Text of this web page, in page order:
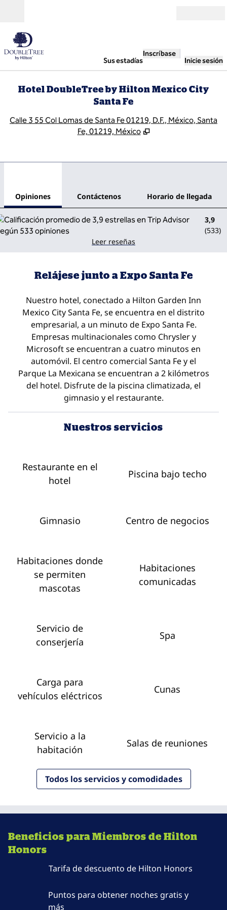
Sus estadías
Inscríbase
Inicie sesión
Hotel DoubleTree by Hilton Mexico City
Santa Fe
Calle 3 55 Col Lomas de Santa Fe 01219, D.F., México, Santa
Fe, 01219, México
Opiniones Contáctenos Horario de llegada
3,9
(533)
Leer reseñas
Relájese junto a Expo Santa Fe
Nuestro hotel, conectado a Hilton Garden Inn
Mexico City Santa Fe, se encuentra en el distrito
empresarial, a un minuto de Expo Santa Fe.
Empresas multinacionales como Chrysler y
Microsoft se encuentran a cuatro minutos en
automóvil. El centro comercial Santa Fe y el
Parque La Mexicana se encuentran a 2 kilómetros
del hotel. Disfrute de la piscina climatizada, el
gimnasio y el restaurante.
Nuestros servicios
Restaurante en el
hotel
Piscina bajo techo
Gimnasio Centro de negocios
Habitaciones donde
se permiten
mascotas
Habitaciones
comunicadas
Servicio de
conserjería
Spa
Carga para
vehículos eléctricos
Cunas
Servicio a la
habitación
Salas de reuniones
Todos los servicios y comodidades
Beneficios para Miembros de Hilton
Honors
Tarifa de descuento de Hilton Honors
Puntos para obtener noches gratis y
más